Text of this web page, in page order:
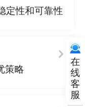
定性和可靠性
策略
在
线
客
服